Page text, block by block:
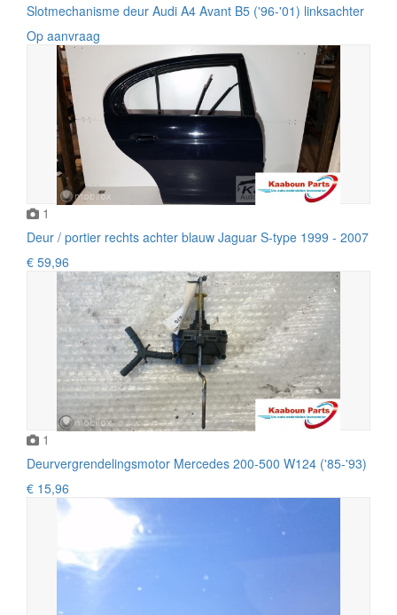
Slotmechanisme deur Audi A4 Avant B5 ('96-'01) linksachter
Op aanvraag
1
Deur / portier rechts achter blauw Jaguar S-type 1999 - 2007
€ 59,96
1
Deurvergrendelingsmotor Mercedes 200-500 W124 ('85-'93)
€ 15,96